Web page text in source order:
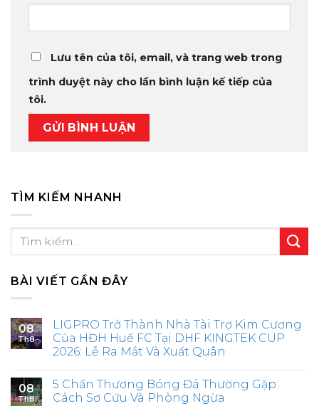
Lưu tên của tôi, email, và trang web trong
trình duyệt này cho lần bình luận kế tiếp của
tôi.
TÌM KIẾM NHANH
BÀI VIẾT GẦN ĐÂY
08
Th8
LIGPRO Trở Thành Nhà Tài Trợ Kim Cương
Của HĐH Huế FC Tại DHF KINGTEK CUP
2026: Lễ Ra Mắt Và Xuất Quân
08
Th8
5 Chấn Thương Bóng Đá Thường Gặp:
Cách Sơ Cứu Và Phòng Ngừa